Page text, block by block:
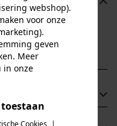
en ketting:
en 4 bijpassende
grote stabiliteit met
webshop).
voor onze
geven
Meer
in onze
Cookies |
Gelieve